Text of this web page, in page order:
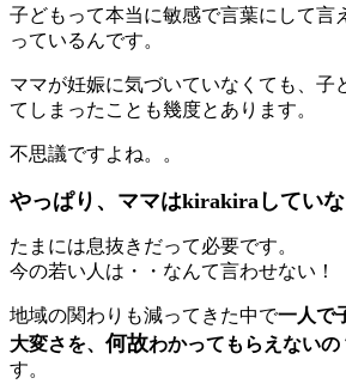
子どもって本当に敏感で言葉にして言
っているんです。
ママが妊娠に気づいていなくても、子
てしまったことも幾度とあります。
不思議ですよね。。
やっぱり、ママはkirakiraしていな
たまには息抜きだって必要です。
今の若い人は・・なんて言わせない！
地域の関わりも減ってきた中で一人で
大変さを、 何故わかってもらえないの
す。